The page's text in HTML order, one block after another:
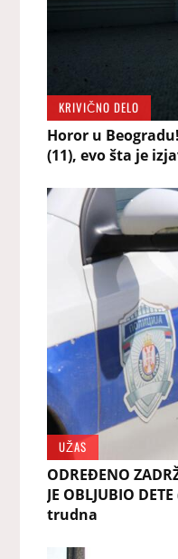
KRIVIČNO DELO
Horor u
(11), evo šta je
UŽAS
ODREĐENO
JE OBLJUBIO
trudna